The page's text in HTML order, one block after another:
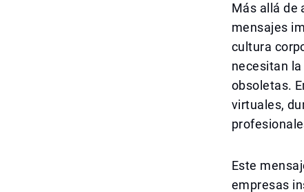
Más allá de
mensajes
cultura
necesitan
obsoletas.
virtuales,
Este
empresas